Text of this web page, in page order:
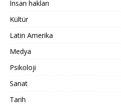
İnsan hakları
Kültür
Latin Amerika
Medya
Psikoloji
Sanat
Tarih